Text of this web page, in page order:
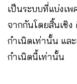
เป็นระบบที่แบ่งเ
จากกันโดยสิ้นเชิ
กำเนิดเท่านั้น แล
กำเนิดนี้เท่านั้น